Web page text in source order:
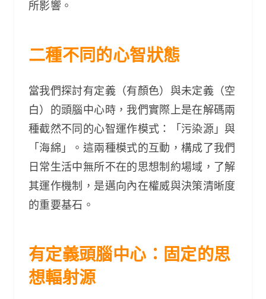
所影響。
二種不同的心智狀態
當我們探討有定義（有顏色）與未定義（空
白）的頭腦中心時，我們實際上是在解碼兩
種截然不同的心智運作模式：「污染源」與
「海綿」。這兩種模式的互動，構成了我們
日常生活中無所不在的思想制約場域，了解
其運作機制，是邁向內在權威與決策清晰度
的重要基石。
有定義頭腦中心：固定的思
想輻射源